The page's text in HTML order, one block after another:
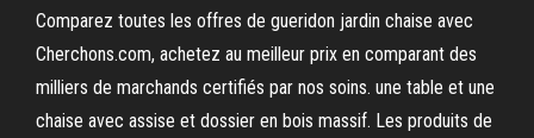
Comparez toutes les offres de gueridon jardin chaise avec
Cherchons.com, achetez au meilleur prix en comparant des
milliers de marchands certifiés par nos soins. une table et une
chaise avec assise et dossier en bois massif. Les produits de